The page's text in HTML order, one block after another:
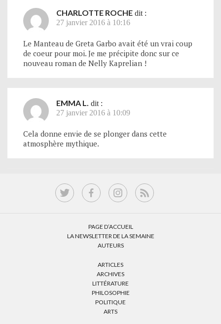
CHARLOTTE ROCHE dit :
27 janvier 2016 à 10:16
Le Manteau de Greta Garbo avait été un vrai coup
de coeur pour moi. Je me précipite donc sur ce
nouveau roman de Nelly Kaprelian !
EMMA L.
dit :
27 janvier 2016 à 10:09
Cela donne envie de se plonger dans cette
atmosphère mythique.
PAGE D’ACCUEIL
LA NEWSLETTER DE LA SEMAINE
AUTEURS
ARTICLES
ARCHIVES
LITTÉRATURE
PHILOSOPHIE
POLITIQUE
ARTS